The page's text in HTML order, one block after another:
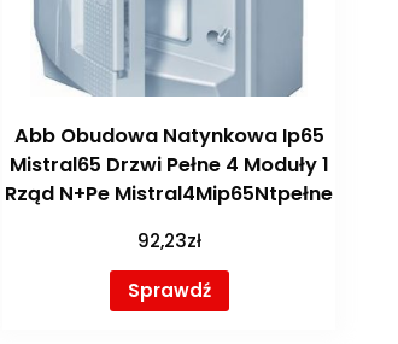
Abb Obudowa Natynkowa Ip65
Mistral65 Drzwi Pełne 4 Moduły 1
Rząd N+Pe Mistral4Mip65Ntpełne
92,23zł
Sprawdź